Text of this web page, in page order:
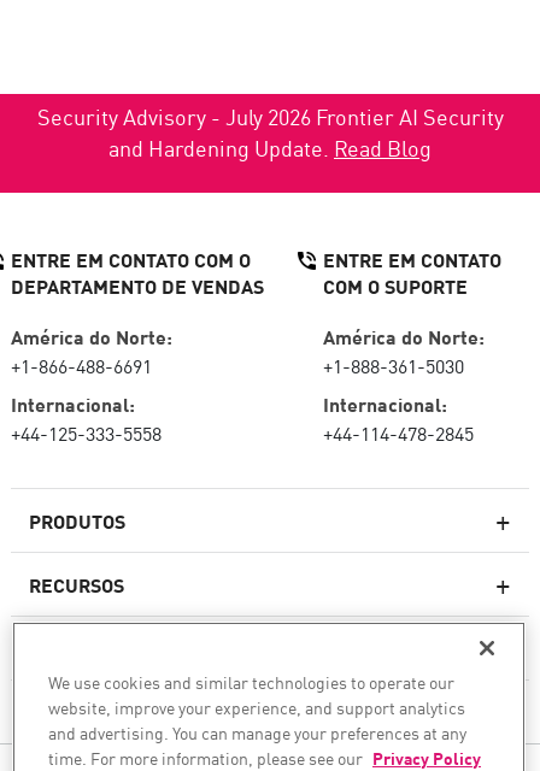
Security Advisory - July 2026 Frontier AI Security
and Hardening Update. Read Blog
PRODUTOS
Firewalls de última geração
Serviço de segurança de rede
WAF
RECURSOS
EMPRESA
ENTRE EM CONTATO COM O
DEPARTAMENTO DE VENDAS
América do Norte:
+1-866-488-6691
Internacional:
+44-125-333-5558
ENTRE EM CONTATO
COM O SUPORTE
América do Norte:
+1-888-361-5030
Internacional:
+44-114-478-2845
We use cookies and similar technologies to operate our
website, improve your experience, and support analytics
and advertising. You can manage your preferences at any
time. For more information, please see our Privacy Policy